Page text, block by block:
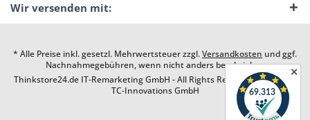
Wir versenden mit:
* Alle Preise inkl. gesetzl. Mehrwertsteuer zzgl.Versandkosten und ggf.
Nachnahmegebühren, wenn nicht anders beschrieben
Thinkstore24.de IT-Remarketing GmbH - All Rights Reserved. Design by
TC-Innovations GmbH
✕